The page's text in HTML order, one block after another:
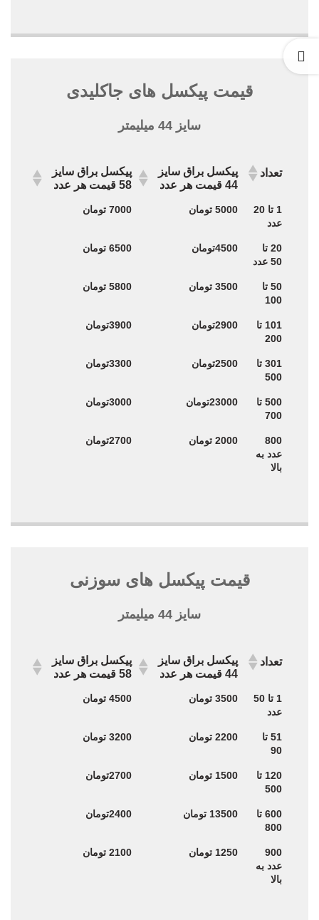
قیمت پیکسل های جاکلیدی
سایز 44 میلیمتر
تعداد
پیکسل براق سایز
44 قیمت هر عدد
پیکسل براق سایز
58 قیمت هر عدد
تعداد
پیکسل براق سایز
پیکسل براق سایز
1 تا 20
عدد
5000 تومان 7000 تومان
20 تا
50 عدد
4500تومان 6500 تومان
50 تا
100
3500 تومان 5800 تومان
101 تا
200
2900تومان 3900تومان
301 تا
500
2500تومان 3300تومان
500 تا
700
23000تومان 3000تومان
800
عدد به
بالا
2000 تومان 2700تومان
قیمت پیکسل های سوزنی
سایز 44 میلیمتر
تعداد
پیکسل براق سایز
44 قیمت هر عدد
پیکسل براق سایز
58 قیمت هر عدد
تعداد
پیکسل براق سایز
پیکسل براق سایز
1 تا 50
عدد
3500 تومان 4500 تومان
51 تا
90
2200 تومان 3200 تومان
120 تا
500
1500 تومان 2700تومان
600 تا
800
13500 تومان 2400تومان
900
عدد به
بالا
1250 تومان 2100 تومان